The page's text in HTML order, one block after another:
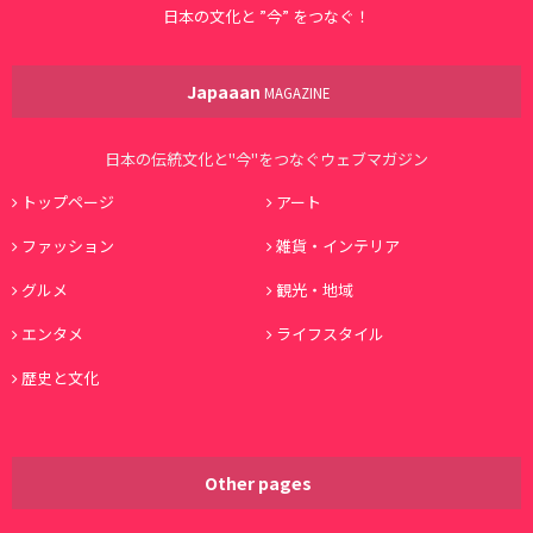
日本の文化と ”今” をつなぐ！
Japaaan MAGAZINE
日本の伝統文化と"今"をつなぐウェブマガジン
トップページ
アート
ファッション
雑貨・インテリア
グルメ
観光・地域
エンタメ
ライフスタイル
歴史と文化
Other pages